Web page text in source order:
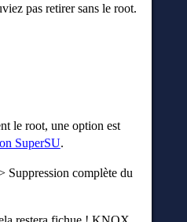
pas retirer sans le root.
le root, une option est
SuperSU.
Suppression complète du